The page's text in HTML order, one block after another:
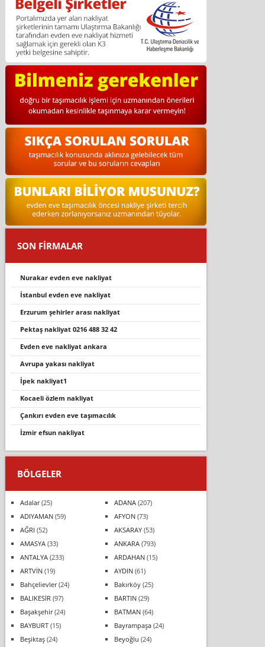
SON FİRMALAR
nurakar evden eve nakliyat
i̇stanbul evden eve nakliyat
erzurum şehi̇rler arasi nakli̇yat
pektaş nakliyat 0216 488 32 42
evden eve nakliyat ankara
avrupa yakası nakliyat
i̇pek nakliyat1
kocaeli özlem nakliyat
çankiri evden eve taşimacilik
i̇zmir efsun nakliyat
BÖLGELER
Adalar(25) ADANA(207)
ADIYAMAN(59) AFYON(73)
AĞRI (52) AKSARAY(53)
AMASYA(33) ANKARA(793)
ANTALYA(233) ARDAHAN(15)
ARTVİN(19) AYDIN(61)
Bahçelievler(24) Bakırköy(25)
BALIKESİR (97) BARTIN(29)
Başakşehir(24) BATMAN(64)
BAYBURT(15) Bayrampaşa(24)
Beşiktaş(24) Beyoğlu (24)